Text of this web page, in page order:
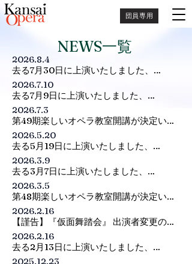
団員専用
NEWS一覧
2026.8.4
去る7月30日に上演いたしました、
関西歌劇団 サマーコンサート ～今年も浴
衣で男と女の熱い夏～
は盛況のうちに終演いたしました。
ご来場、誠にありがとうございました。
2026.7.10
去る7月9日に上演いたしました、
関西歌劇団 22nd GREEN CONCERT
は盛況のうちに終演いたしました。
ご来場、誠にありがとうございました。
2026.7.3
第49期楽しいオペラ教室開講が決定いた
しました。
詳細は〈団員・生徒募集〉-〈楽しいオペ
ラ教室〉のページへ！
2026.5.20
去る5月19日に上演いたしました、
関西歌劇団 スプリングオペラ『魔笛』
は盛況のうちに終演いたしました。
ご来場、誠にありがとうございました。
2026.3.9
去る3月7日に上演いたしました、
関西歌劇団 新進歌手による名作オペラハ
イライト『秘密の結婚』
は盛況のうちに終演いたしました。
ご来場、誠にありがとうございました。
2026.3.5
第48期楽しいオペラ教室開講が決定いた
しました。
詳細は〈団員・生徒募集〉-〈楽しいオペ
ラ教室〉のページへ！
2026.2.16
【謹告】『仮面舞踏会』 出演者変更のお
知らせ
平素より格別のご愛顧を賜りまして、 誠
にありがとうございます。
2026.2.16
去る2月13日に上演いたしました、
関西歌劇団 歌曲の夕べVol.3
2025.12.23